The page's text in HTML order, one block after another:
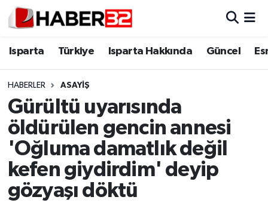
Isparta Türkiye Isparta Hakkında Güncel
HABERLER ASAYİŞ
Gürültü uyarısında
öldürülen gencin annesi
'Oğluma damatlık değil
kefen giydirdim' deyip
gözyaşı döktü
Isparta
Esnaf Diyor ki;
ASAYİŞ
BİLİM VE TEKNOLOJİ
EĞİTİM
Isparta Nöbetçi Eczaneler
Isparta Trafik Yoğunluk Haritası
Süper Lig Puan Durumu ve Fikstür
Tüm Manşetler
Son Dakika Haberleri